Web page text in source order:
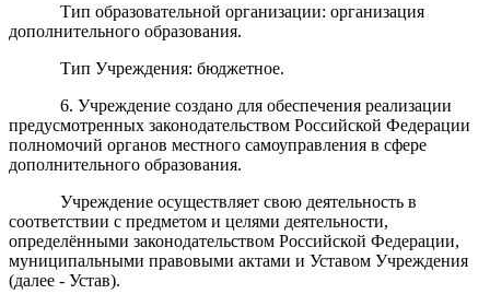
Тип образовательной организации: организация
дополнительного образования.
Тип Учреждения: бюджетное.
6. Учреждение создано для обеспечения реализации
предусмотренных законодательством Российской Федерации
полномочий органов местного самоуправления в сфере
дополнительного образования.
Учреждение осуществляет свою деятельность в
соответствии с предметом и целями деятельности,
определёнными законодательством Российской Федерации,
муниципальными правовыми актами и Уставом Учреждения
(далее - Устав).